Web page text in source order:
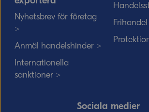
Nyhetsbrev för företag
>
Anmäl handelshinder >
Internationella
sanktioner >
Sociala medier